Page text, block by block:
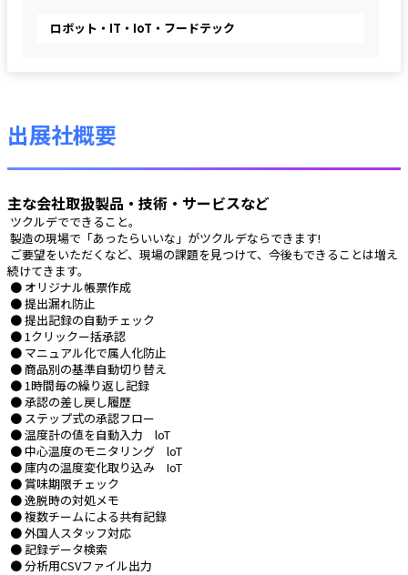
けます。
ロボット・IT・IoT・フードテック
出展社概要
主な会社取扱製品・技術・サービスなど
ツクルデでできること。
製造の現場で「あったらいいな」がツクルデならできます!
続けてきます。
● オリジナル帳票作成
● 提出漏れ防止
● 提出記録の自動チェック
● 1クリックー括承認
● マニュアル化で属人化防止
● 商品別の基準自動切り替え
● 1時間毎の繰り返し記録
● 承認の差し戻し履歴
● ステップ式の承認フロー
● 温度計の値を自動入力　loT
● 中心温度のモニタリング　loT
● 庫内の温度変化取り込み　IoT
● 賞味期限チェック
● 逸脱時の対処メモ
● 複数チームによる共有記錄
● 外国人スタッフ対応
● 記録データ検索
● 分析用CSVファイル出力